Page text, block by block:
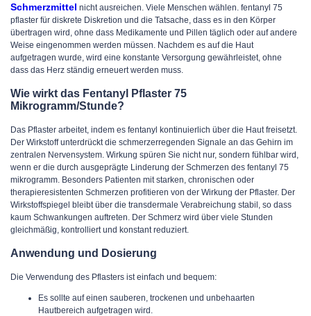
Schmerzmittel nicht ausreichen. Viele Menschen wählen. fentanyl 75
pflaster für diskrete Diskretion und die Tatsache, dass es in den Körper
übertragen wird, ohne dass Medikamente und Pillen täglich oder auf andere
Weise eingenommen werden müssen. Nachdem es auf die Haut
aufgetragen wurde, wird eine konstante Versorgung gewährleistet, ohne
dass das Herz ständig erneuert werden muss.
Wie wirkt das Fentanyl Pflaster 75
Mikrogramm/Stunde?
Das Pflaster arbeitet, indem es fentanyl kontinuierlich über die Haut freisetzt.
Der Wirkstoff unterdrückt die schmerzerregenden Signale an das Gehirn im
zentralen Nervensystem. Wirkung spüren Sie nicht nur, sondern fühlbar wird,
wenn er die durch ausgeprägte Linderung der Schmerzen des fentanyl 75
mikrogramm. Besonders Patienten mit starken, chronischen oder
therapieresistenten Schmerzen profitieren von der Wirkung der Pflaster. Der
Wirkstoffspiegel bleibt über die transdermale Verabreichung stabil, so dass
kaum Schwankungen auftreten. Der Schmerz wird über viele Stunden
gleichmäßig, kontrolliert und konstant reduziert.
Anwendung und Dosierung
Die Verwendung des Pflasters ist einfach und bequem:
Es sollte auf einen sauberen, trockenen und unbehaarten
Hautbereich aufgetragen wird.